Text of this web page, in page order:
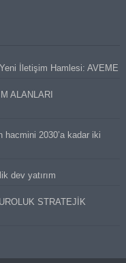
İletişim Hamlesi: AVEME
ALANLARI
hacmini 2030’a kadar iki
dev yatırım
STRATEJİK